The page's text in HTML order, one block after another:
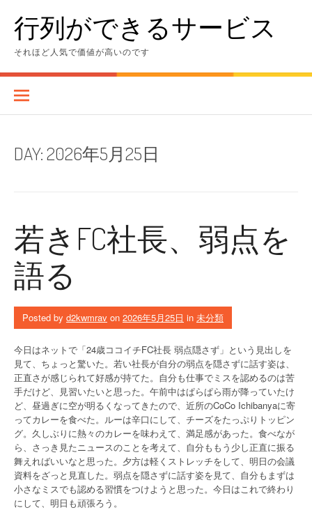
content行列ができるサービス
それほど人気で価値が高いのです
DAY:2026年5月25日
若きFC社長、弱点を
語る
Posted by d2kwmrav on 2026年5月25日 in 未分類
今日はネットで「24歳ココイチFC社長 弱点隠さず」という見出しを
見て、ちょっと驚いた。若い社長が自分の弱点を隠さずに話す姿は、
正直さが感じられて好感が持てた。自分も仕事でミスを認めるのは苦
手だけど、見習いたいと思った。午前中はぱらぱら雨が降っていたけ
ど、昼過ぎに空が明るくなってきたので、近所のCoCo Ichibanyaに寄
ってカレーを食べた。ルーは辛口にして、チーズをたっぷりトッピン
グ。久しぶりに熱々のカレーを味わえて、満足感があった。食べなが
ら、さっき見たニュースのことを考えて、自分ももう少し正直に振る
舞えればいいなと思った。夕方は軽くストレッチをして、明日の会議
資料をざっと見直した。弱点を隠さずに話す姿を見て、自分もまずは
小さなミスでも認める習慣をつけようと思った。今日はこれで終わり
にして、明日も頑張ろう。